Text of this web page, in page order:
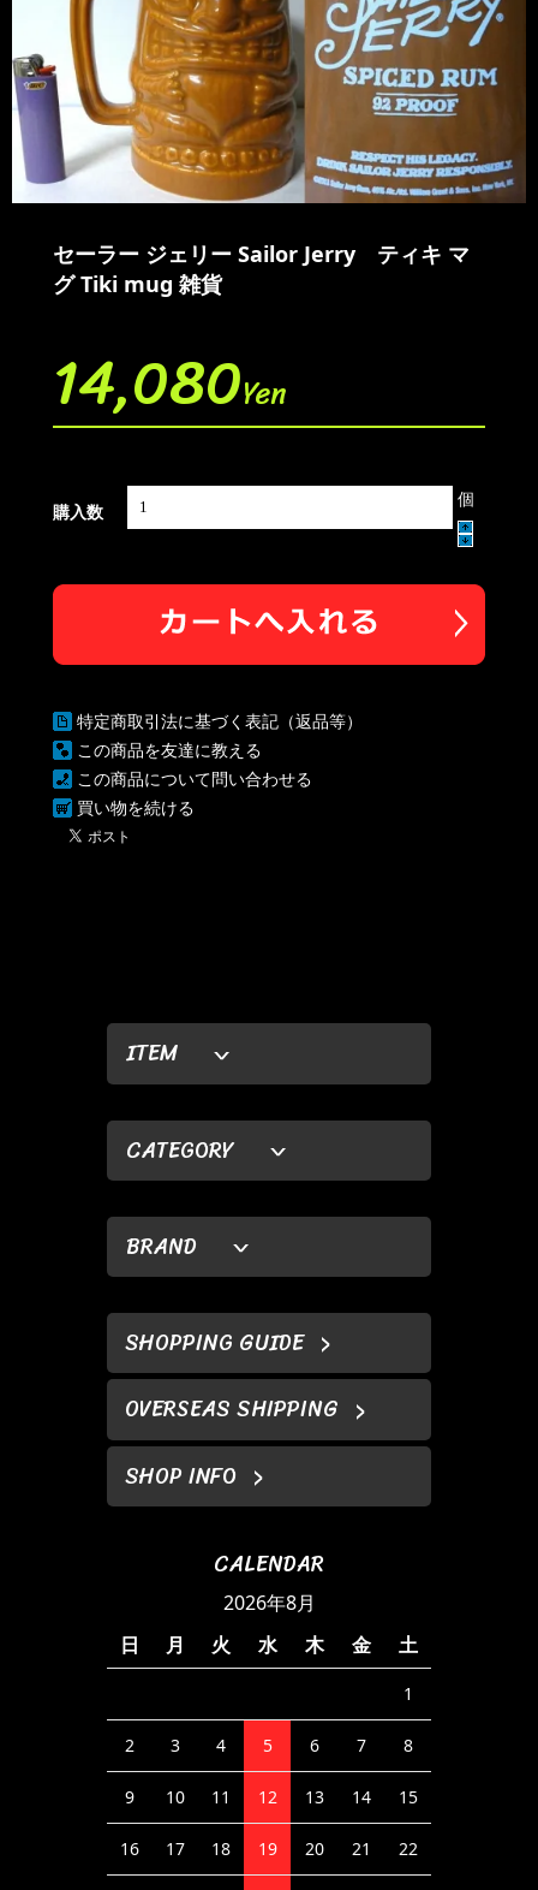
ITEM
CATEGORY
BRAND
SHOPPING GUIDE
OVERSEAS SHIPPING
SHOP INFO
CALENDAR
2026年8月
日
月 火 水 木 金 土
1
2 3 4 5 6 7 8
9 10 11 12 13 14 15
16 17 18 19 20 21 22
セーラー ジェリー Sailor Jerry ティキ マ
グ Tiki mug 雑貨
14,080Yen
購入数
個
特定商取引法に基づく表記（返品等）
この商品を友達に教える
この商品について問い合わせる
買い物を続ける